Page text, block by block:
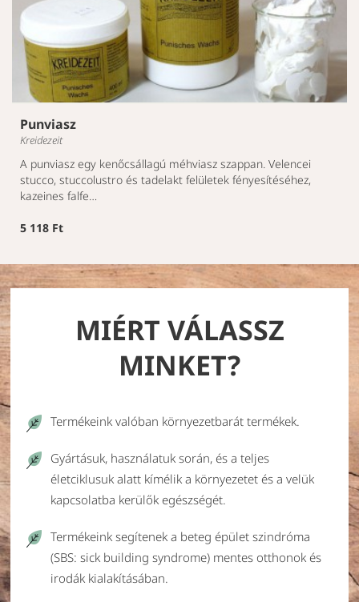
Punviasz
Kreidezeit
A punviasz egy kenőcsállagú méhviasz szappan. Velencei
stucco, stuccolustro és tadelakt felületek fényesítéséhez,
kazeines falfe…
5 118 Ft
MIÉRT VÁLASSZ
MINKET?
Termékeink valóban környezetbarát termékek.
Gyártásuk, használatuk során, és a teljes
életciklusuk alatt kímélik a környezetet és a velük
kapcsolatba kerülők egészségét.
Termékeink segítenek a beteg épület szindróma
(SBS: sick building syndrome) mentes otthonok és
irodák kialakításában.